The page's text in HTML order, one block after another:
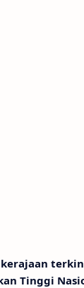
kerajaan
Tinggi